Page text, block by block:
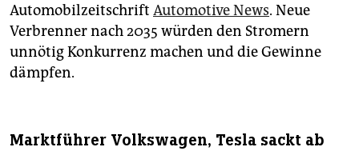
Automobilzeitschrift Automotive News. Neue
Verbrenner nach 2035 würden den Stromern
unnötig Konkurrenz machen und die Gewinne
dämpfen.
Marktführer Volkswagen, Tesla sackt ab